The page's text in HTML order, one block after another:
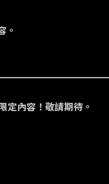
。
定內容！敬請期待。